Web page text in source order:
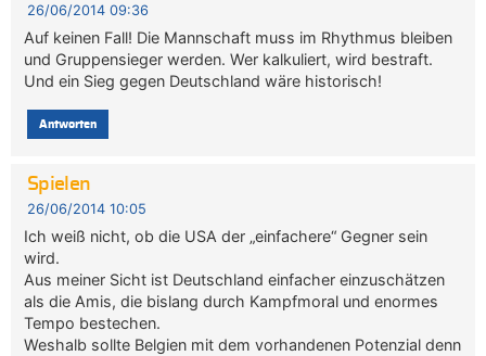
26/06/2014 09:36
Auf keinen Fall! Die Mannschaft muss im Rhythmus bleiben
und Gruppensieger werden. Wer kalkuliert, wird bestraft.
Und ein Sieg gegen Deutschland wäre historisch!
Antworten
Spielen
26/06/2014 10:05
Ich weiß nicht, ob die USA der „einfachere“ Gegner sein
wird.
Aus meiner Sicht ist Deutschland einfacher einzuschätzen
als die Amis, die bislang durch Kampfmoral und enormes
Tempo bestechen.
Weshalb sollte Belgien mit dem vorhandenen Potenzial denn